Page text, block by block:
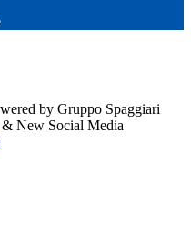
by Gruppo Spaggiari
New Social Media